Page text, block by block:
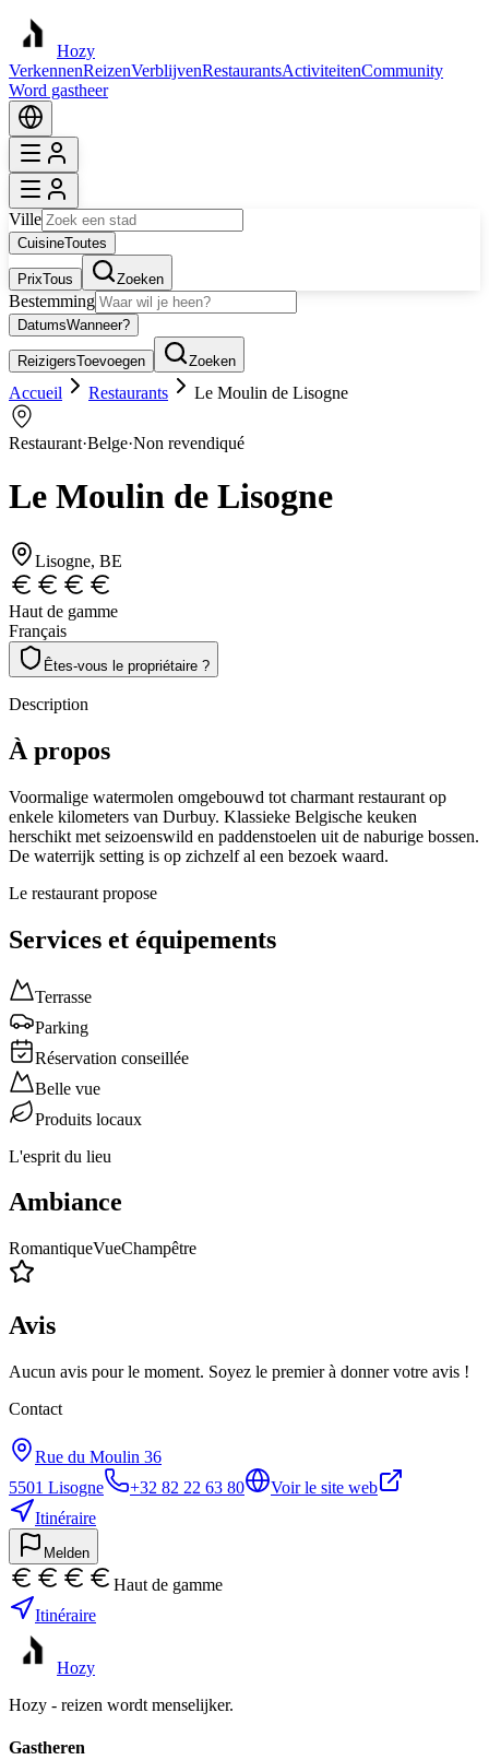
Hozy
VerkennenReizenVerblijvenRestaurantsActiviteitenCommunity
Word gastheer
Ville
CuisineToutes
PrixTous Zoeken
Bestemming
DatumsWanneer?
ReizigersToevoegen Zoeken
Accueil Restaurants Le Moulin de Lisogne
Restaurant·Belge·Non revendiqué
Le Moulin de Lisogne
Lisogne, BE
Haut de gamme
Français
Êtes-vous le propriétaire ?
Description
À propos
Voormalige watermolen omgebouwd tot charmant restaurant op
enkele kilometers van Durbuy. Klassieke Belgische keuken
herschikt met seizoenswild en paddenstoelen uit de naburige bossen.
De waterrijk setting is op zichzelf al een bezoek waard.
Le restaurant propose
Services et équipements
Terrasse
Parking
Réservation conseillée
Belle vue
Produits locaux
L'esprit du lieu
Ambiance
RomantiqueVueChampêtre
Avis
Aucun avis pour le moment. Soyez le premier à donner votre avis !
Contact
Rue du Moulin 36
5501 Lisogne +32 82 22 63 80
Voir le site web
Itinéraire
Melden
Haut de gamme
Itinéraire
Hozy
Hozy - reizen wordt menselijker.
Gastheren